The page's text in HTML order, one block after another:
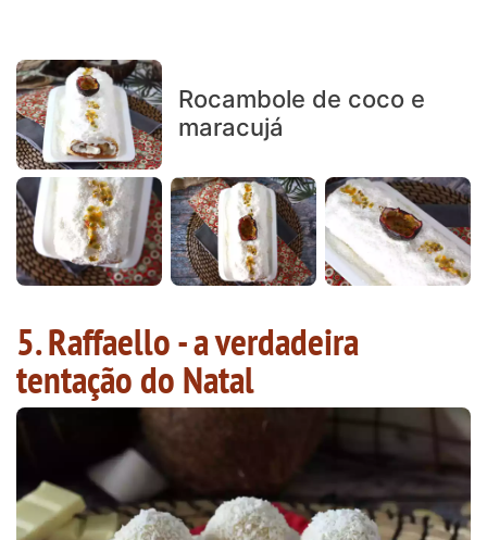
Rocambole de coco e
maracujá
5. Raffaello - a verdadeira
tentação do Natal